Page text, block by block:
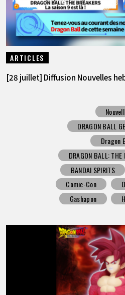
ARTICLES
[28 juillet] Diffusion Nouvelles
DRAGON BALL
Dragon
DRAGON BALL: THE
BANDAI SPIRITS
Comic-Con
Gashapon